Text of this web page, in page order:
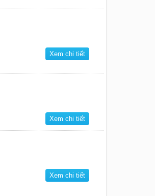
Xem chi tiết
Xem chi tiết
Xem chi tiết